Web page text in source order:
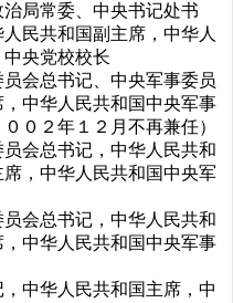
局常委、中央书记处书
民共和国副主席，中华人
央党校校长
会总书记、中央军事委员
中华人民共和国中央军事
０２年１２月不再兼任）
会总书记，中华人民共和
，中华人民共和国中央军
会总书记，中华人民共和
中华人民共和国中央军事
中华人民共和国主席，中